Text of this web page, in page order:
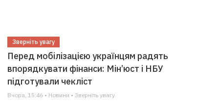
Зверніть увагу
Перед мобілізацією українцям радять
впорядкувати фінанси: Мін’юст і НБУ
підготували чекліст
Вчора, 15:46 • Новини • Зверніть увагу